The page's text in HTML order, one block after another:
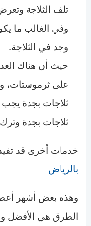
تلف الثلاجة
وفي الغالب ما
وجد في الثلاجة.
حيث أن هناك
على ثرموستات،
ثلاجات بجدة يجب
ثلاجات بجدة وترك
خدمات أخرى قد
بالرياض
وهذه بعض أشهر
الطرق هي الأفضل